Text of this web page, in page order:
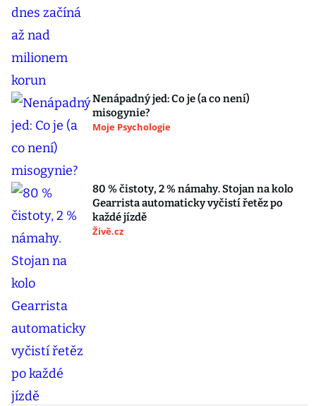
Nenápadný jed: Co je (a co není)
misogynie?
Moje Psychologie
80 % čistoty, 2 % námahy. Stojan na kolo
Gearrista automaticky vyčistí řetěz po
každé jízdě
Živě.cz